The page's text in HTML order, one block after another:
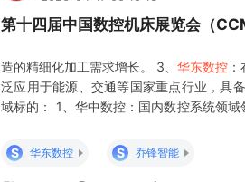
第十四届中国数控机床展览会（
造的精细化加工需求增长。 3、 华东数控
泛应用于能源、交通等国家重点行业，具
域标的： 1、华中数控：国内数控系统领
控：拥有自主知识产权的数控系统技术，
S 华东数控 S 乔锋智能